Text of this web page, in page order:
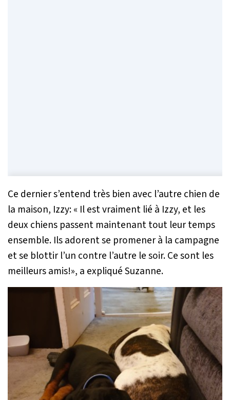
Ce dernier s’entend très bien avec l’autre chien de
la maison, Izzy:« Il est vraiment lié à Izzy, et les
deux chiens passent maintenant tout leur temps
ensemble. Ils adorent se promener à la campagne
et se blottir l’un contre l’autre le soir. Ce sont les
meilleurs amis!», a expliqué Suzanne.